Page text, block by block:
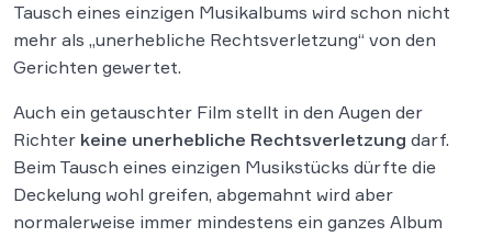
Tausch eines einzigen Musikalbums wird schon nicht
mehr als „unerhebliche Rechtsverletzung“ von den
Gerichten gewertet.
Auch ein getauschter Film stellt in den Augen der
Richter keine unerhebliche Rechtsverletzung darf.
Beim Tausch eines einzigen Musikstücks dürfte die
Deckelung wohl greifen, abgemahnt wird aber
normalerweise immer mindestens ein ganzes Album